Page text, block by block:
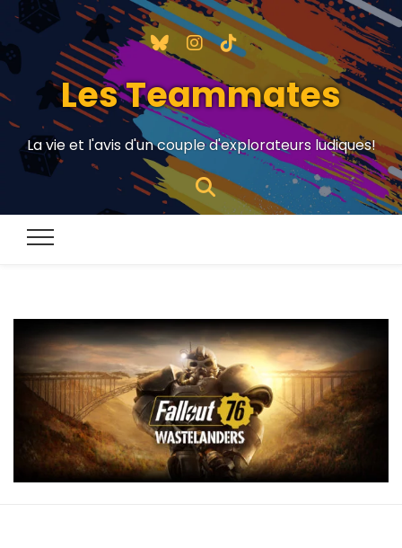
Les Teammates
La vie et l'avis d'un couple d'explorateurs ludiques!